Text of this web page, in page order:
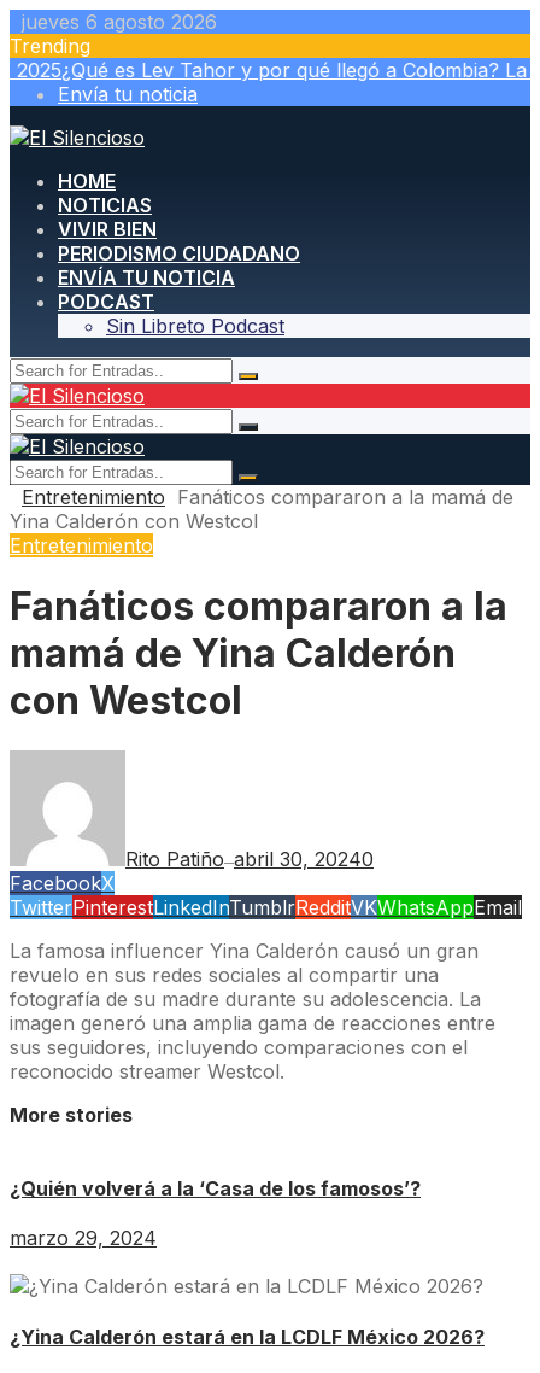
Skip
to
content
jueves 6 agosto 2026
Trending
¿Qué es Lev Tahor y por qué llegó a Colombia? La
Envía tu noticia
HOME
NOTICIAS
VIVIR BIEN
PERIODISMO CIUDADANO
ENVÍA TU NOTICIA
PODCAST
Sin Libreto Podcast
Entretenimiento Fanáticos compararon a la mamá de
Yina Calderón con Westcol
Entretenimiento
Fanáticos compararon a la
mamá de Yina Calderón
con Westcol
Rito Patiño—abril 30, 20240
FacebookX
TwitterPinterestLinkedInTumblrRedditVKWhatsAppEmail
La famosa influencer Yina Calderón causó un gran
revuelo en sus redes sociales al compartir una
fotografía de su madre durante su adolescencia. La
imagen generó una amplia gama de reacciones entre
sus seguidores, incluyendo comparaciones con el
reconocido streamer Westcol.
More stories
¿Quién volverá a la ‘Casa de los famosos’?
marzo 29, 2024
¿Yina Calderón estará en la LCDLF México 2026?